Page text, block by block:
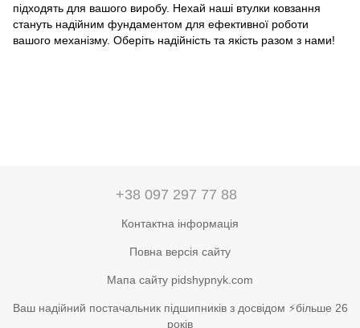
підходять для вашого виробу. Нехай наші втулки ковзання
стануть надійним фундаментом для ефективної роботи
вашого механізму. Оберіть надійність та якість разом з нами!
+38 097 297 77 88
Контактна інформація
Повна версія сайту
Мапа сайту pidshypnyk.com
Ваш надійний постачальник підшипників з досвідом ⚡більше 26
років